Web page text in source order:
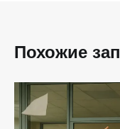
Похожие